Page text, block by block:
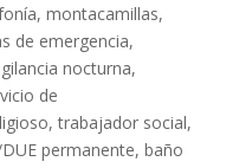
montacamillas,
de emergencia,
nocturna,
de
trabajador social,
permanente, baño